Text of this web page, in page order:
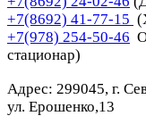
+7(8692) 41-77-15
+7(978) 254-50-46
стационар)
Адрес: 299045, г.
ул. Ерошенко,13